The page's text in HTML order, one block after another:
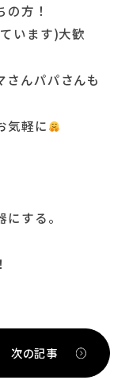
方！
います)大歓
んパパさんも
気軽に
する。
次の記事